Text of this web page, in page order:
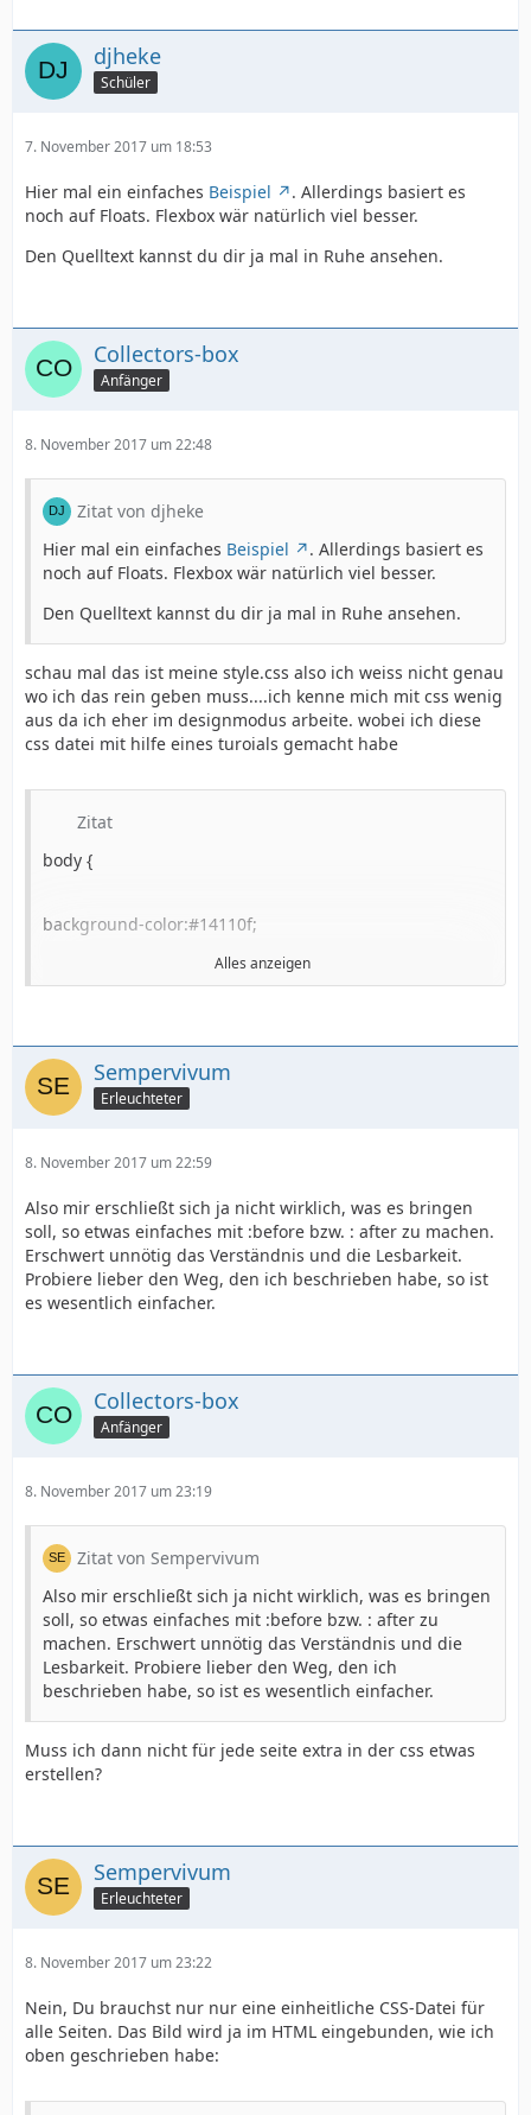
djheke
Schüler
7. November 2017 um 18:53
Hier mal ein einfaches Beispiel
. Allerdings basiert es
noch auf Floats. Flexbox wär natürlich viel besser.
Den Quelltext kannst du dir ja mal in Ruhe ansehen.
Collectors-box
Anfänger
8. November 2017 um 22:48
Zitat von djheke
Hier mal ein einfaches Beispiel
. Allerdings basiert es
noch auf Floats. Flexbox wär natürlich viel besser.
Den Quelltext kannst du dir ja mal in Ruhe ansehen.
schau mal das ist meine style.css also ich weiss nicht genau
wo ich das rein geben muss....ich kenne mich mit css wenig
aus da ich eher im designmodus arbeite. wobei ich diese
css datei mit hilfe eines turoials gemacht habe
Zitat
body {
background-color:#14110f;
margin:0px auto;
min-width:960px;
}
width:100%;
height:241px;
background:url(header_bg.png) repeat-x;
margin:0px auto;
text-align:center;
}
#menue_bg{
width:100%;
height:33px;
}
width:960px;
Alles anzeigen
Sempervivum
Erleuchteter
8. November 2017 um 22:59
Also mir erschließt sich ja nicht wirklich, was es bringen
soll, so etwas einfaches mit :before bzw. : after zu machen.
Erschwert unnötig das Verständnis und die Lesbarkeit.
Probiere lieber den Weg, den ich beschrieben habe, so ist
es wesentlich einfacher.
Collectors-box
Anfänger
8. November 2017 um 23:19
Zitat von Sempervivum
Also mir erschließt sich ja nicht wirklich, was es bringen
soll, so etwas einfaches mit :before bzw. : after zu
machen. Erschwert unnötig das Verständnis und die
Lesbarkeit. Probiere lieber den Weg, den ich
beschrieben habe, so ist es wesentlich einfacher.
Muss ich dann nicht für jede seite extra in der css etwas
erstellen?
Sempervivum
Erleuchteter
8. November 2017 um 23:22
Nein, Du brauchst nur nur eine einheitliche CSS-Datei für
alle Seiten. Das Bild wird ja im HTML eingebunden, wie ich
oben geschrieben habe: